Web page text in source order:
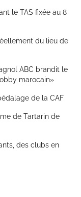
le TAS fixée au 8
du lieu de
ABC brandit le
marocain»
de la CAF
de Tartarin de
des clubs en